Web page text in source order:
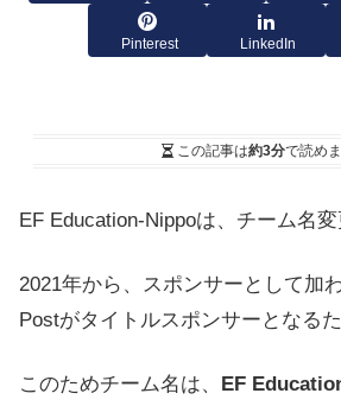
Pinterest LinkedIn
この記事は約3分で読めま
EF Education-Nippoは、チーム名変
2021年から、スポンサーとして加
Postがタイトルスポンサーとなるた
このためチーム名は、 EF